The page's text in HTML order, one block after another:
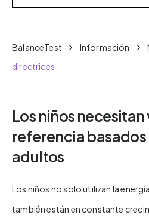
BalanceTest Información
directrices
Los niños
referencia basados
adultos
Los niños no solo utilizan la
también están en constante